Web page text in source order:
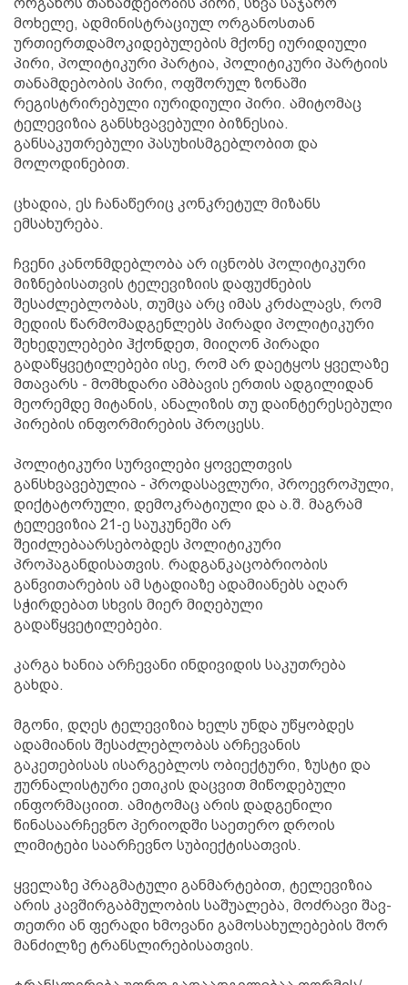
ორგანოს თანამდებობის პირი, სხვა საჯარო
მოხელე, ადმინისტრაციულ ორგანოსთან
ურთიერთდამოკიდებულების მქონე იურიდიული
პირი, პოლიტიკური პარტია, პოლიტიკური პარტიის
თანამდებობის პირი, ოფშორულ ზონაში
რეგისტრირებული იურიდიული პირი. ამიტომაც
ტელევიზია განსხვავებული ბიზნესია.
განსაკუთრებული პასუხისმგებლობით და
მოლოდინებით.
ცხადია, ეს ჩანაწერიც კონკრეტულ მიზანს
ემსახურება.
ჩვენი კანონმდებლობა არ იცნობს პოლიტიკური
მიზნებისათვის ტელევიზიის დაფუძნების
შესაძლებლობას, თუმცა არც იმას კრძალავს, რომ
მედიის წარმომადგენლებს პირადი პოლიტიკური
შეხედულებები ჰქონდეთ, მიიღონ პირადი
გადაწყვეტილებები ისე, რომ არ დაეტყოს ყველაზე
მთავარს - მომხდარი ამბავის ერთის ადგილიდან
მეორემდე მიტანის, ანალიზის თუ დაინტერესებული
პირების ინფორმირების პროცესს.
პოლიტიკური სურვილები ყოველთვის
განსხვავებულია - პროდასავლური, პროევროპული,
დიქტატორული, დემოკრატიული და ა.შ. მაგრამ
ტელევიზია 21-ე საუკუნეში არ
შეიძლებაარსებობდეს პოლიტიკური
პროპაგანდისათვის. რადგანკაცობრიობის
განვითარების ამ სტადიაზე ადამიანებს აღარ
სჭირდებათ სხვის მიერ მიღებული
გადაწყვეტილებები.
კარგა ხანია არჩევანი ინდივიდის საკუთრება
გახდა.
მგონი, დღეს ტელევიზია ხელს უნდა უწყობდეს
ადამიანის შესაძლებლობას არჩევანის
გაკეთებისას ისარგებლოს ობიექტური, ზუსტი და
ჟურნალისტური ეთიკის დაცვით მიწოდებული
ინფორმაციით. ამიტომაც არის დადგენილი
წინასაარჩევნო პერიოდში საეთერო დროის
ლიმიტები საარჩევნო სუბიექტისათვის.
ყველაზე პრაგმატული განმარტებით, ტელევიზია
არის კავშირგაბმულობის საშუალება, მოძრავი შავ-
თეთრი ან ფერადი ხმოვანი გამოსახულებების შორ
მანძილზე ტრანსლირებისათვის.